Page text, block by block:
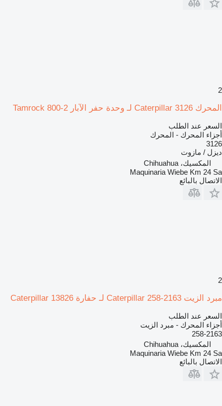
2
المحرك Caterpillar 3126 لـ وحدة حفر الآبار Tamrock 800-2
السعر عند الطلب
أجزاء المحرك - المحرك
3126
ديزل / مازوت
المكسيك، Chihuahua
Maquinaria Wiebe Km 24 Sa
الاتصال بالبائع
2
مبرد الزيت Caterpillar 258-2163 لـ حفارة Caterpillar 13826
السعر عند الطلب
أجزاء المحرك - مبرد الزيت
258-2163
المكسيك، Chihuahua
Maquinaria Wiebe Km 24 Sa
الاتصال بالبائع